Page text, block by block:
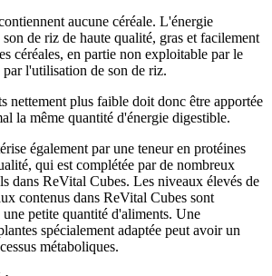
aucune céréale. L'énergie
de riz de haute qualité, gras et facilement
céréales, en partie non exploitable par le
l'utilisation de son de riz.
nettement plus faible doit donc être apportée
la même quantité d'énergie digestible.
également par une teneur en protéines
qui est complétée par de nombreux
dans ReVital Cubes. Les niveaux élevés de
contenus dans ReVital Cubes sont
une petite quantité d'aliments. Une
spécialement adaptée peut avoir un
métaboliques.